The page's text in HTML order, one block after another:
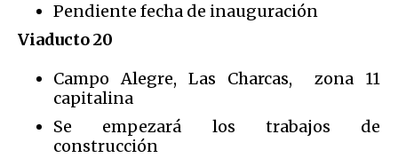
Pendiente fecha de inauguración
Viaducto 20
Campo Alegre, Las Charcas, zona 11
capitalina
Se empezará los trabajos de
construcción